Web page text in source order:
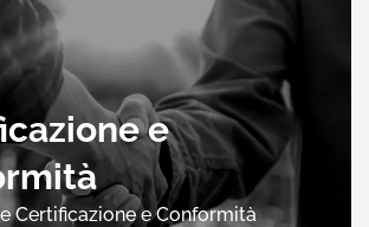
e
Certificazione e Conformità